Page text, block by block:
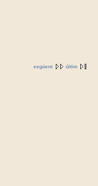
següent últim